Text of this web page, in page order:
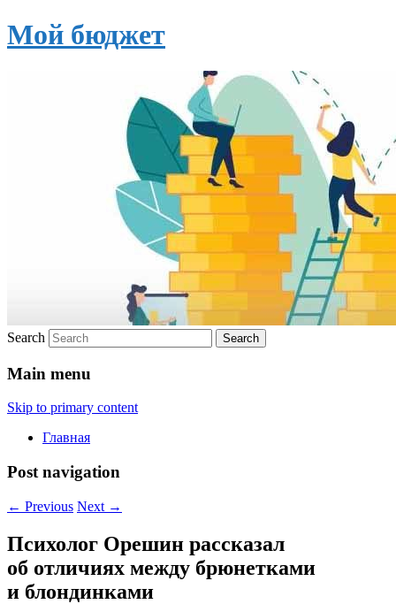
Мой бюджет
Search
Main menu
Skip to primary content
Главная
Post navigation
← Previous Next →
Психолог Орешин рассказал
об отличиях между брюнетками
и блондинками